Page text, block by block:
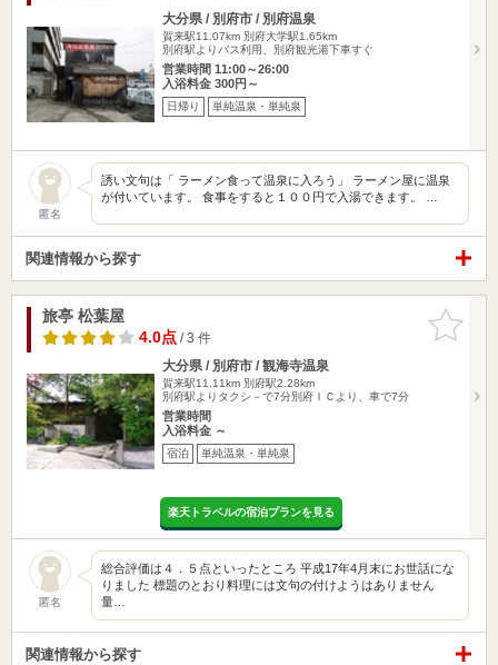
大分県 / 別府市 / 別府温泉
賀来駅11.07km 別府大学駅1.65km
別府駅よりバス利用、別府観光港下車すぐ
営業時間 11:00～26:00
入浴料金 300円～
日帰り 単純温泉・単純泉
匿名
誘い文句は「 ラーメン食って温泉に入ろう」 ラーメン屋に温泉
が付いています。 食事をすると１００円で入湯できます。 …
関連情報から探す
お気に入
りに追加
旅亭 松葉屋
4.0点/ 3 件
大分県 / 別府市 / 観海寺温泉
賀来駅11.11km 別府駅2.28km
別府駅よりタクシ－で7分別府ＩＣより、車で7分
営業時間
入浴料金 ～
宿泊 単純温泉・単純泉
楽天トラベルの宿泊プランを見る
匿名
総合評価は４．５点といったところ 平成17年4月末にお世話にな
りました 標題のとおり料理には文句の付けようはありません
量…
関連情報から探す